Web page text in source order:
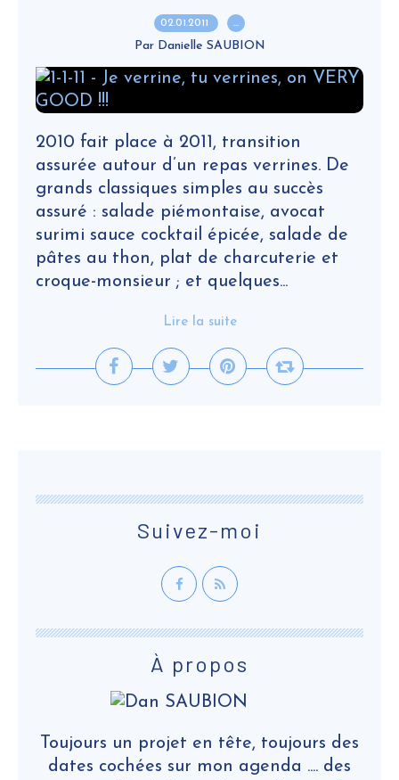
02.01.2011 …
Par Danielle SAUBION
2010 fait place à 2011, transition
assurée autour d’un repas verrines. De
grands classiques simples au succès
assuré : salade piémontaise, avocat
surimi sauce cocktail épicée, salade de
pâtes au thon, plat de charcuterie et
croque-monsieur ; et quelques...
Lire la suite
Suivez-moi
À propos
Toujours un projet en tête, toujours des
dates cochées sur mon agenda .... des